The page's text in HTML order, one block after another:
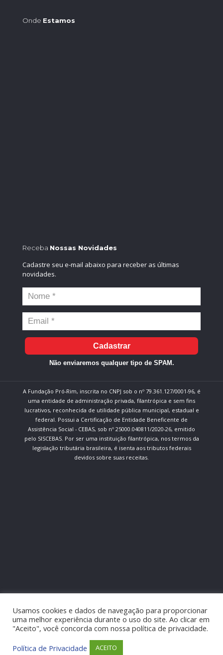
Onde Estamos
Receba Nossas Novidades
Cadastre seu e-mail abaixo para receber as últimas
novidades.
Cadastrar
Não enviaremos qualquer tipo de SPAM.
A Fundação Pró-Rim, inscrita no CNPJ sob o nº 79.361.127/0001-96, é
uma entidade de administração privada, filantrópica e sem fins
lucrativos, reconhecida de utilidade pública municipal, estadual e
federal. Possui a Certificação de Entidade Beneficente de
Assistência Social - CEBAS, sob nº 25000.040811/2020-26, emitido
pelo SISCEBAS. Por ser uma instituição filantrópica, nos termos da
legislação tributária brasileira, é isenta aos tributos federais
devidos sobre suas receitas.
Usamos cookies e dados de navegação para proporcionar
uma melhor experiência durante o uso do site. Ao clicar em
"Aceito", você concorda com nossa política de privacidade.
Política de Privacidade
ACEITO